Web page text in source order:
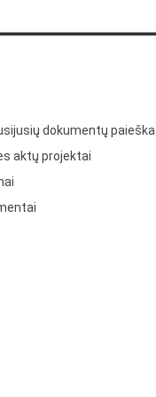
dokumentų paieška
aktų projektai